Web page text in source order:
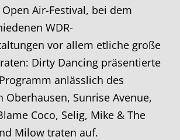
Air-Festival, bei dem
WDR-
vor allem etliche große
Dirty Dancing präsentierte
anlässlich des
Oberhausen, Sunrise Avenue,
Coco, Selig, Mike & The
Milow traten auf.